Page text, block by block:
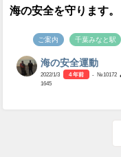
海の安全を守ります。
ご案内 千葉みなと駅
海の安全運動
2022/1/3 4 年前
- №10172
1645